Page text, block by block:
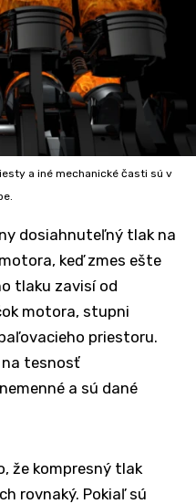
a iné mechanické časti sú v
dosiahnuteľný tlak na
keď zmes ešte
tlaku zavisí od
motora, stupni
priestoru.
tesnosť
a sú dané
že kompresný tlak
rovnaký. Pokiaľ sú